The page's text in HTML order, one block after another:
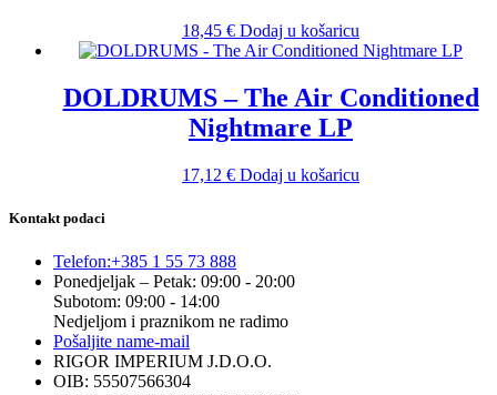
18,45 € Dodaj u košaricu
DOLDRUMS – The Air Conditioned
Nightmare LP
17,12 € Dodaj u košaricu
Kontakt podaci
Telefon:+385 1 55 73 888
Ponedjeljak – Petak: 09:00 - 20:00
Subotom: 09:00 - 14:00
Nedjeljom i praznikom ne radimo
Pošaljite name-mail
RIGOR IMPERIUM J.D.O.O.
OIB: 55507566304